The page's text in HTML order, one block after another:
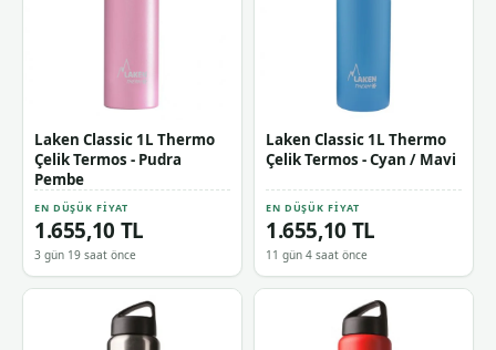
Laken Classic 1L Thermo
Çelik Termos - Pudra
Pembe
EN DÜŞÜK FIYAT
1.655,10 TL
3 gün 19 saat önce
Laken Classic 1L Thermo
Çelik Termos - Cyan / Mavi
EN DÜŞÜK FIYAT
1.655,10 TL
11 gün 4 saat önce